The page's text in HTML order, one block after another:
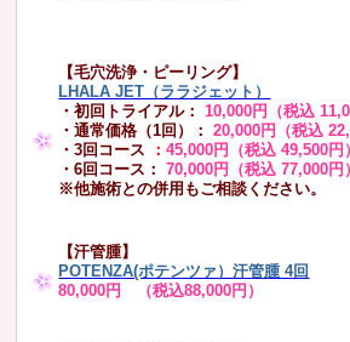
【毛穴洗浄・ピーリング】
LHALA JET（ララジェット）
・初回トライアル： 10,000円（税込
・通常価格（1回）：
20,000円（税込
・3回コース ：45,000円（税込 49,500円）
・6回コース：
70,000円（税込 77,000円）
※他施術との併用もご相談ください。
【汗管腫】
POTENZA(ポテンツァ）汗管腫 4回
80,000円 （税込88,000円）